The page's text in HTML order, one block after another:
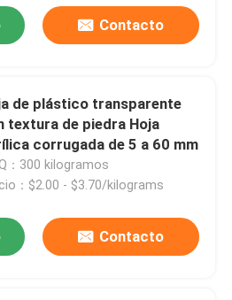
Contacto
de plástico transparente
textura de piedra Hoja
corrugada de 5 a 60 mm
：300 kilogramos
：$2.00 - $3.70/kilograms
Contacto